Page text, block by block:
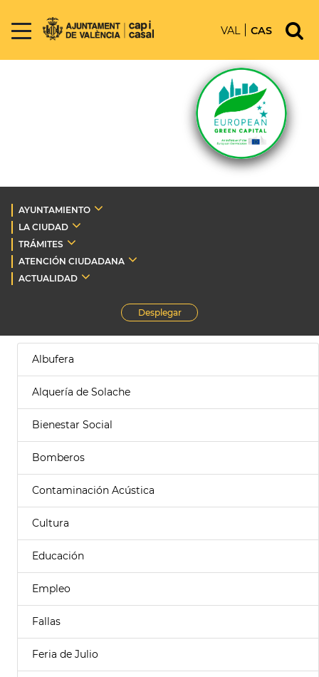
VAL CAS
AYUNTAMIENTO
LA CIUDAD
TRÁMITES
ATENCIÓN CIUDADANA
ACTUALIDAD
Desplegar
Albufera
Alquería de Solache
Bienestar Social
Bomberos
Contaminación Acústica
Cultura
Educación
Empleo
Fallas
Feria de Julio